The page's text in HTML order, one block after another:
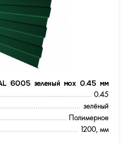
6005 зеленый мох 0.45 мм
0.45
зелёный
Полимерное
1200, мм